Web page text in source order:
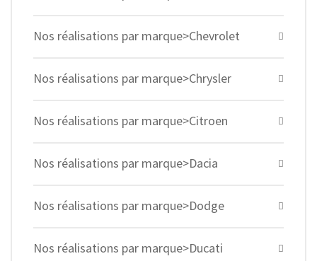
Nos réalisations par marque>Chevrolet
Nos réalisations par marque>Chrysler
Nos réalisations par marque>Citroen
Nos réalisations par marque>Dacia
Nos réalisations par marque>Dodge
Nos réalisations par marque>Ducati